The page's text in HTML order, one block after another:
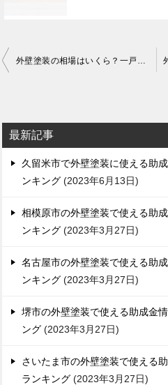
投
ビ
ゲ
ー
ョ
最新記事
久留米市で外壁塗装に使える助
ンキング
2023年6月13日
相模原市の外壁塗装で使える助
ンキング
2023年3月27日
名古屋市の外壁塗装で使える助
ンキング
2023年3月27日
堺市の外壁塗装で使える助成金
ング
2023年3月27日
さいたま市の外壁塗装で使える
ランキング
2023年3月27日